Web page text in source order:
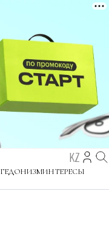
KZ
ГЕДОНИЗМИНТЕРЕСЫ